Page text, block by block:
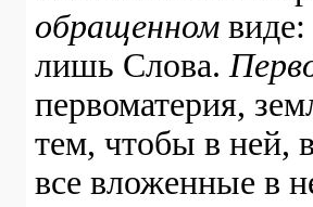
обращенном виде:
лишь Слова.
первоматерия,
тем, чтобы в ней,
все вложенные в